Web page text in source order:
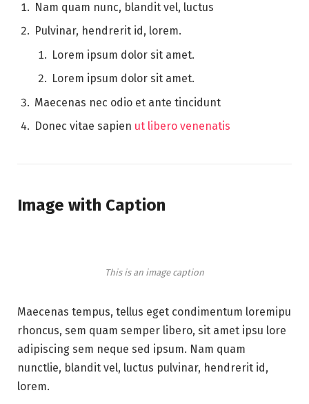
Nam quam nunc, blandit vel, luctus
Pulvinar, hendrerit id, lorem.
Lorem ipsum dolor sit amet.
Lorem ipsum dolor sit amet.
Maecenas nec odio et ante tincidunt
Donec vitae sapien ut libero venenatis
Image with Caption
This is an image caption
Maecenas tempus, tellus eget condimentum loremipu
rhoncus, sem quam semper libero, sit amet ipsu lore
adipiscing sem neque sed ipsum. Nam quam
nunctlie, blandit vel, luctus pulvinar, hendrerit id,
lorem.